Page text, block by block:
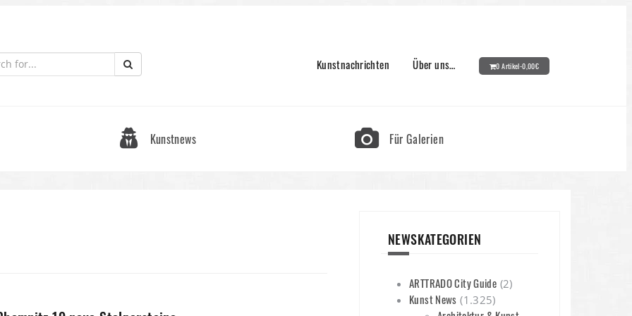
Kunstnachrichten Über uns… 0 Artikel-0,00€
Kunstnews Für Galerien
NEWSKATEGORIEN
ARTTRADO City Guide (2)
Kunst News (1.325)